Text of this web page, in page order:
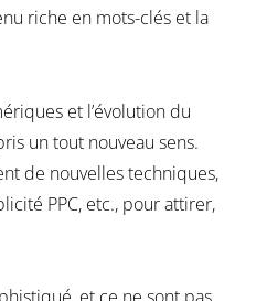
riche en mots-clés et la
et l’évolution du
un tout nouveau sens.
de nouvelles techniques,
PPC, etc., pour attirer,